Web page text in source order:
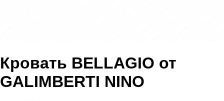
Кровать BELLAGIO от
GALIMBERTI NINO